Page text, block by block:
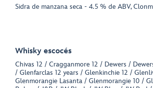
Sidra de manzana seca - 4.5 % de ABV,
Whisky escocés
Chivas 12 / Cragganmore 12 / Dewers /
/ Glenfarclas 12 years / Glenkinchie 12 /
Glenmorangie Lasanta / Glenmorangie 10 /